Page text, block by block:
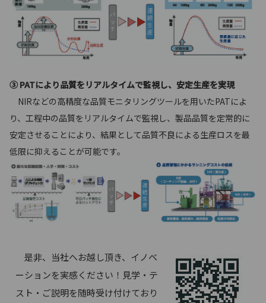
③ PATにより品質をリアルタイムで監視し、安定生産を実現
NIRなどの高精度な品質モニタリングツールを用いたPATによ
り、工程中の品質をリアルタイムで監視し、製品品質を定常的に
安定させることにより、結果として品質不良による生産ロスを最
低限に抑えることが可能です。
是非、当社へお越し頂き、イノベ
ーションを実感ください！見学・テ
スト・ご説明を随時受け付けており